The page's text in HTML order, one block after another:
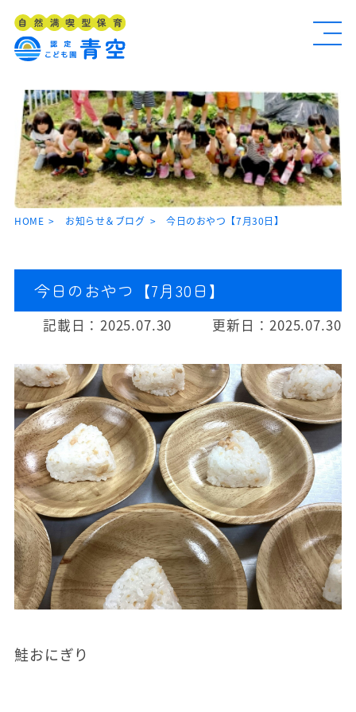
HOME お知らせ＆ブログ 今日のおやつ【7月30日】
今日のおやつ【7月30日】
記載日： 2025.07.30 更新日： 2025.07.30
鮭おにぎり